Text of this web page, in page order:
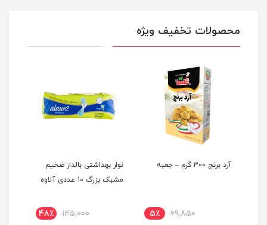
محصولات تخفیف ویژه
آرد برنج 300 گرم – جعبه
69,850 5٪
نوار بهداشتی بالدار ضخیم
مشبک بزرگ 10 عددی آلاوه
145,000 48٪